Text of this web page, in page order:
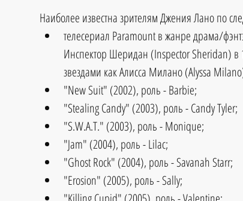
Наиболее известна зрителям Джения Лано по
телесериал Paramount в жанре драма/
Инспектор Шеридан (Inspector Sheridan) в
звездами как Алисса Милано (Alyssa
"New Suit" (2002), роль - Barbie;
"Stealing Candy" (2003), роль - Candy Tyler;
"S.W.A.T." (2003), роль - Monique;
"Jam" (2004), роль - Lilac;
"Ghost Rock" (2004), роль - Savanah Starr;
"Erosion" (2005), роль - Sally;